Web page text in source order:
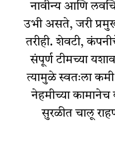
नावीन्य आणि
उभी असते, जरी
तरीही. शेवटी,
संपूर्ण टीमच्या
त्यामुळे स्वतःला
नेहमीच्या कामानेच
सुरळीत चालू